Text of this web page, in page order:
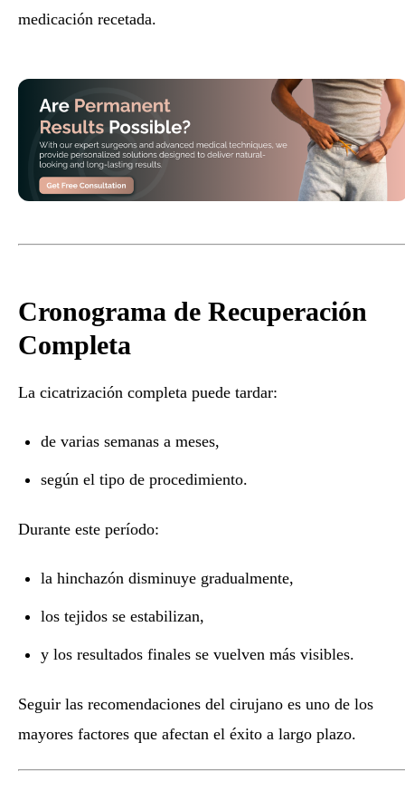
medicación recetada.
Cronograma de Recuperación
Completa
La cicatrización completa puede tardar:
de varias semanas a meses,
según el tipo de procedimiento.
Durante este período:
la hinchazón disminuye gradualmente,
los tejidos se estabilizan,
y los resultados finales se vuelven más visibles.
Seguir las recomendaciones del cirujano es uno de los
mayores factores que afectan el éxito a largo plazo.